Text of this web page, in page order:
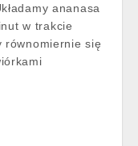
ananasa
w trakcie
równomiernie się